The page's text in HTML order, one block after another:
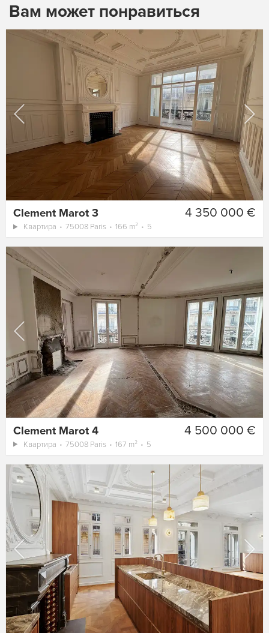
Вам может понравиться
4 350 000 €
Clement Marot 3
Квартира 75008 Paris 166 m² 5
4 500 000 €
Clement Marot 4
Квартира 75008 Paris 167 m² 5